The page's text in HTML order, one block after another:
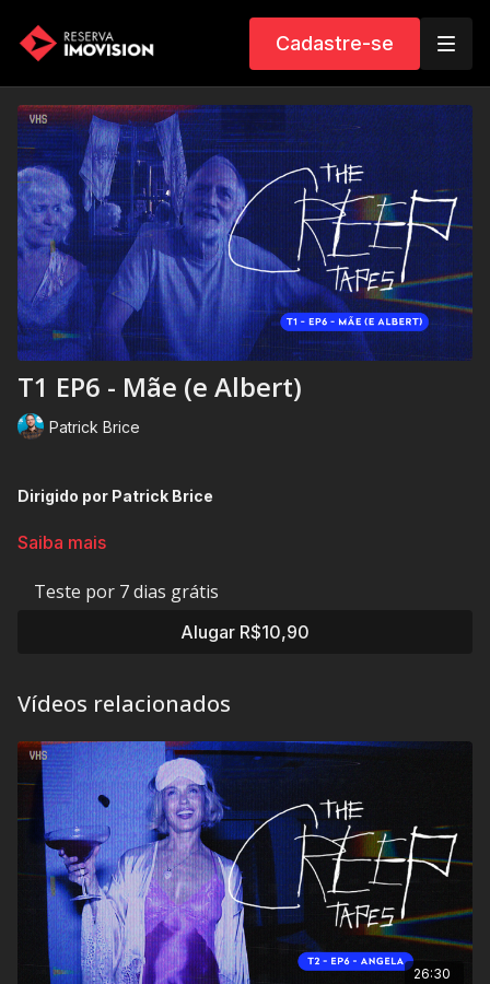
Cadastre-se
T1 EP6 - Mãe (e Albert)
Patrick Brice
Dirigido por Patrick Brice
A noite de uma mãe é interrompida por uma visita surpresa de
Classificação Indicativa: A16 Anos
Saiba mais
Teste por 7 dias grátis
Alugar R$10,90
Vídeos relacionados
26:30